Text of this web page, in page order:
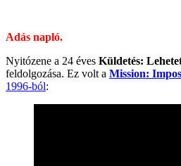
Adás napló.
Nyitózene a 24 éves Küldetés:
feldolgozása. Ez volt a Mission:
1996-ból: